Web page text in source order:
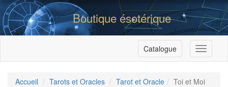
Boutique ésotérique
Menu
Catalogue
Accueil Tarots et Oracles Tarot et Oracle Toi et Moi